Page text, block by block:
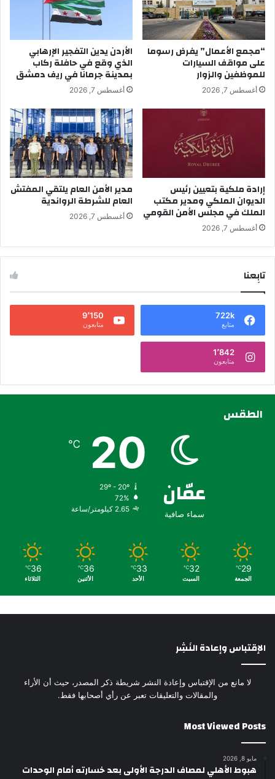
“مجمع الأعمال” يفرض رسوما
على مواقف السيارات
للموظفين والزوار
أغسطس 7, 2026
الأردن يدين التفجير الإرهابي
الذي وقع في حافلة ركاب
بمدينة جرمانا في ريف دمشق
أغسطس 7, 2026
إرادة ملكية بتعيين رئيس
الديوان الملكي ومدير مكتب
الملك في مجلس الأمن القومي
أغسطس 7, 2026
مدير الأمن العام يلتقي المفتش
العام للشرطة الرواندية
أغسطس 7, 2026
تابِعنا
722k
متابع
9٬150
متابعون
1٬842
متابعون
الطقس
عمّان
سماء صافية
20
℃
29º - 20º
72%
2.65 كيلومتر/ساعة
29
℃
الجمعة
32
℃
السبت
33
℃
الأحد
36
℃
الأثنين
36
℃
الثلاثاء
الإقتباس وإعادة النَشِر
لا مانع من الإقتباس وإعادة النشر شريطة ذكر المصدر، حيث أن الأراء
والمقالات والتعليقات تعبر عن رأي أصحابها فقط.
Most Viewed Posts
مايو 8, 2026
هبوط الأهلي لمصاف الدرجة الأولى بعد خسارته أمام الوحدات